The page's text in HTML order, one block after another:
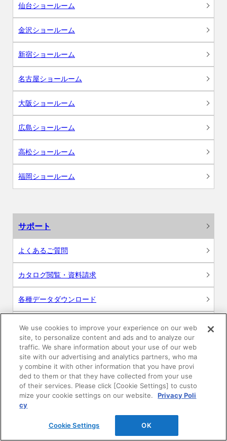
仙台ショールーム
金沢ショールーム
新宿ショールーム
名古屋ショールーム
大阪ショールーム
広島ショールーム
高松ショールーム
福岡ショールーム
サポート
よくあるご質問
カタログ閲覧・資料請求
各種データダウンロード
WEB見積・各種シミュレーション
交換用部品の購入
修理・点検
お問い合わせ
We use cookies to improve your experience on our web
site, to personalize content and ads and to analyze our
traffic. We share information about your use of our web
site with our advertising and analytics partners, who ma
y combine it with other information that you have provi
ded to them or that they have collected from your use
of their services. Please click [Cookie Settings] to custo
mize your cookie settings on our website.
Privacy Poli
cy
Cookie Settings OK